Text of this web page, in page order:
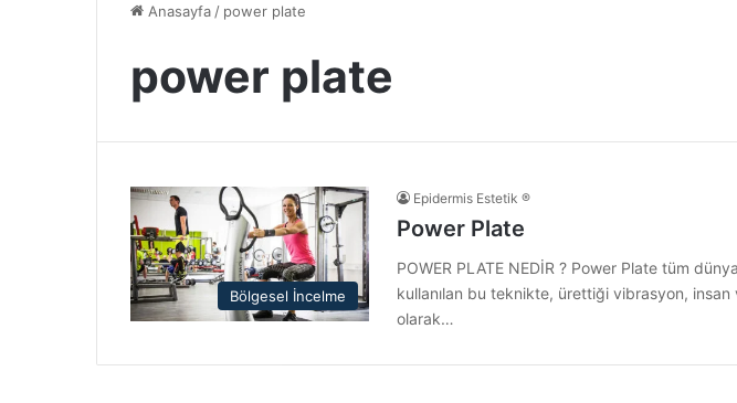
Anasayfa / power plate
power plate
Bölgesel İncelme
Epidermis Estetik ®
Power Plate
POWER PLATE NEDİR ? Power Plate tüm
kullanılan bu teknikte, ürettiği vibrasyon,
olarak…